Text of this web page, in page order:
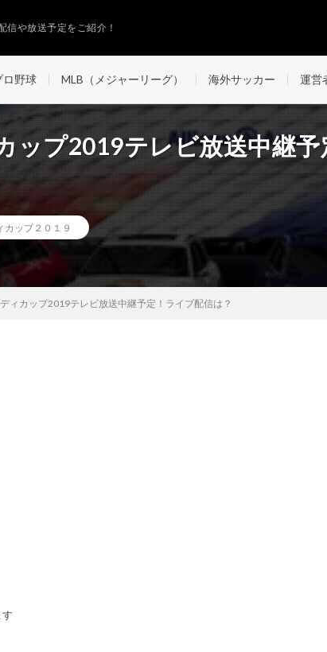
信や放送予定をご紹介！
ロ野球 MLB（メジャーリーグ） 海外サッカー 運営
ップ2019テレビ放送中継予
カップ２０１９
ディカップ2019テレビ放送中継予定！ライブ配信は？